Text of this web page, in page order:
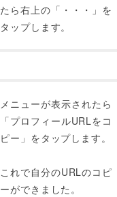
たら右上の「・・・」を
タップします。
メニューが表示されたら
「プロフィールURLをコ
ピー」をタップします。
これで自分のURLのコピ
ーができました。